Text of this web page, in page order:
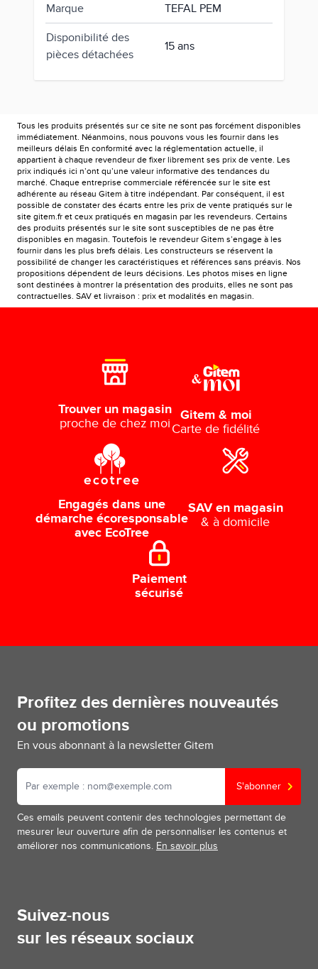
Marque TEFAL PEM
Disponibilité des
pièces détachées
15 ans
Tous les produits présentés sur ce site ne sont pas forcément disponibles
immédiatement. Néanmoins, nous pouvons vous les fournir dans les
meilleurs délais En conformité avec la réglementation actuelle, il
appartient à chaque revendeur de fixer librement ses prix de vente. Les
prix indiqués ici n’ont qu’une valeur informative des tendances du
marché. Chaque entreprise commerciale référencée sur le site est
adhérente au réseau Gitem à titre indépendant. Par conséquent, il est
possible de constater des écarts entre les prix de vente pratiqués sur le
site gitem.fr et ceux pratiqués en magasin par les revendeurs. Certains
des produits présentés sur le site sont susceptibles de ne pas être
disponibles en magasin. Toutefois le revendeur Gitem s’engage à les
fournir dans les plus brefs délais. Les constructeurs se réservent la
possibilité de changer les caractéristiques et références sans préavis. Nos
propositions dépendent de leurs décisions. Les photos mises en ligne
sont destinées à montrer la présentation des produits, elles ne sont pas
contractuelles. SAV et livraison : prix et modalités en magasin.
Trouver un magasin
proche de chez moi
Gitem & moi
Carte de fidélité
Engagés dans une
démarche écoresponsable
avec EcoTree
SAV en magasin
& à domicile
Paiement
sécurisé
Profitez des dernières nouveautés
ou promotions
En vous abonnant à la newsletter Gitem
S'abonner
Ces emails peuvent contenir des technologies permettant de
mesurer leur ouverture afin de personnaliser les contenus et
améliorer nos communications. En savoir plus
Suivez-nous
sur les réseaux sociaux